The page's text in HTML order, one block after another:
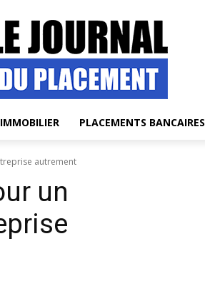
IMMOBILIER PLACEMENTS BANCAIRES
autrement
un